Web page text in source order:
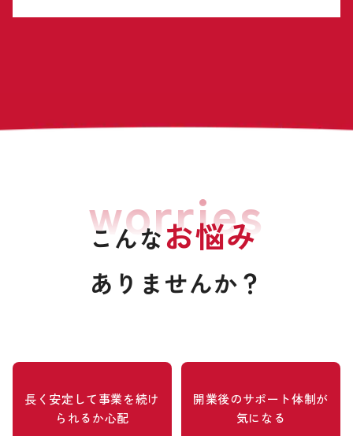
こんなお悩み
ありませんか？
worries
長く安定して事業を続け
られるか心配
開業後のサポート体制が
気になる